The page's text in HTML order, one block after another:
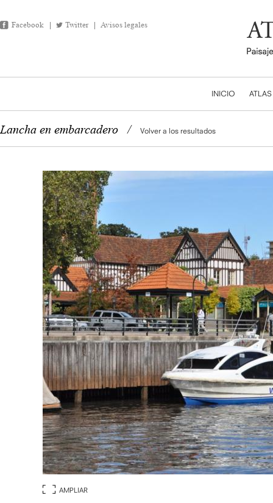
Facebook Twitter Avisos legales
INICIO ATLAS
Lancha en embarcadero / Volver a los resultados
AMPLIAR